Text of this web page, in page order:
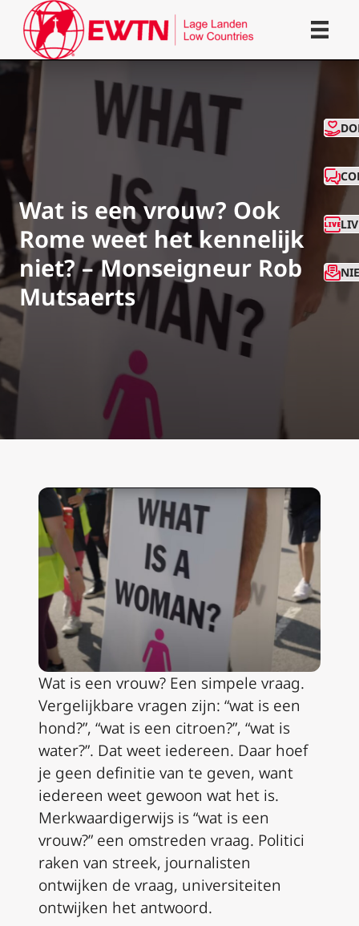
Wat is een vrouw? Ook
Rome weet het kennelijk
niet? – Monseigneur Rob
Mutsaerts
Wat is een vrouw? Een simpele vraag.
Vergelijkbare vragen zijn: “wat is een
hond?”, “wat is een citroen?”, “wat is
water?”. Dat weet iedereen. Daar hoef
je geen definitie van te geven, want
iedereen weet gewoon wat het is.
Merkwaardigerwijs is “wat is een
vrouw?” een omstreden vraag. Politici
raken van streek, journalisten
ontwijken de vraag, universiteiten
ontwijken het antwoord.